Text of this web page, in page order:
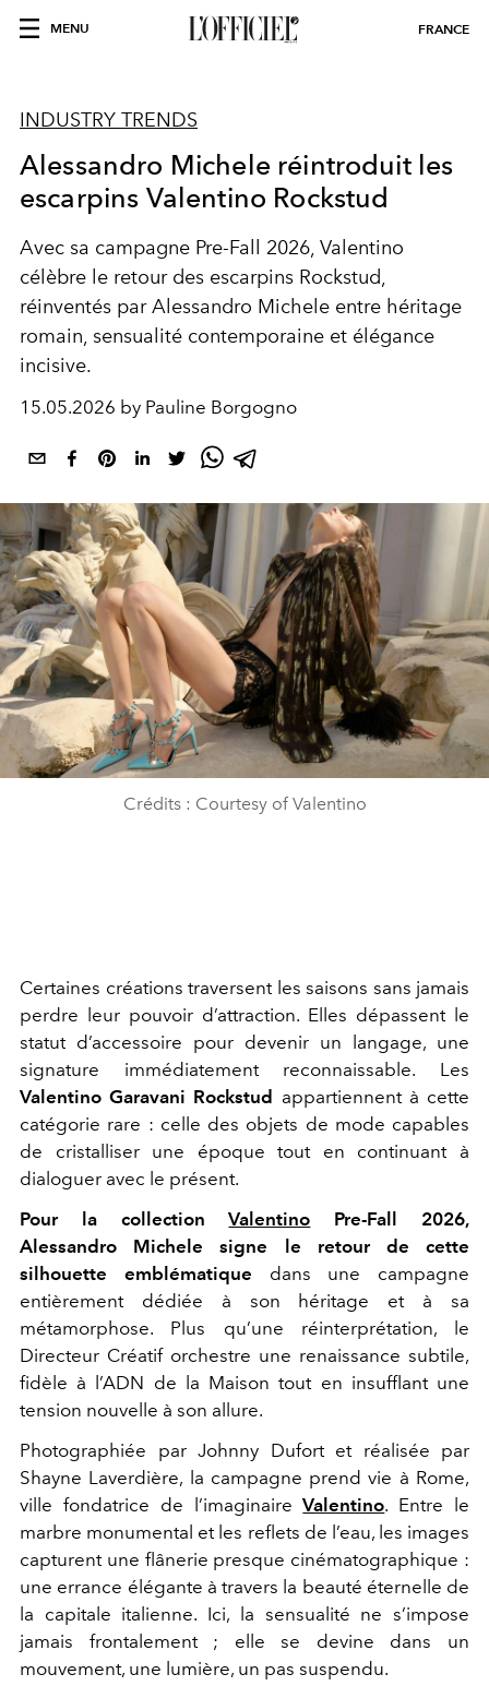
MENU FRANCE
INDUSTRY TRENDS
Alessandro Michele réintroduit les
escarpins Valentino Rockstud
Avec sa campagne Pre-Fall 2026, Valentino
célèbre le retour des escarpins Rockstud,
réinventés par Alessandro Michele entre héritage
romain, sensualité contemporaine et élégance
incisive.
15.05.2026 by Pauline Borgogno
Crédits : Courtesy of Valentino
Certaines créations traversent les saisons sans jamais
perdre leur pouvoir d’attraction. Elles dépassent le
statut d’accessoire pour devenir un langage, une
signature immédiatement reconnaissable. Les
Valentino Garavani Rockstud appartiennent à cette
catégorie rare : celle des objets de mode capables
de cristalliser une époque tout en continuant à
dialoguer avec le présent.
Pour la collectionValentino Pre-Fall 2026,
Alessandro Michele signe le retour de cette
silhouette emblématique dans une campagne
entièrement dédiée à son héritage et à sa
métamorphose. Plus qu’une réinterprétation, le
Directeur Créatif orchestre une renaissance subtile,
fidèle à l’ADN de la Maison tout en insufflant une
tension nouvelle à son allure.
Photographiée par Johnny Dufort et réalisée par
Shayne Laverdière, la campagne prend vie à Rome,
ville fondatrice de l’imaginaireValentino. Entre le
marbre monumental et les reflets de l’eau, les images
capturent une flânerie presque cinématographique :
une errance élégante à travers la beauté éternelle de
la capitale italienne. Ici, la sensualité ne s’impose
jamais frontalement ; elle se devine dans un
mouvement, une lumière, un pas suspendu.